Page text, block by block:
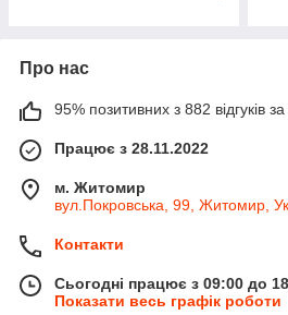
Про нас
95% позитивних з 882 відгуків за
Працює з 28.11.2022
м. Житомир
вул.Покровська, 99, Житомир,
Контакти
Сьогодні працює з 09:00 до
Показати весь графік роботи